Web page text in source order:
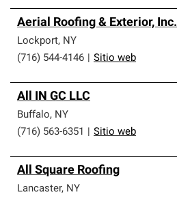
Aerial Roofing & Exterior, Inc.
Lockport, NY
(716) 544-4146
Sitio web
All IN GC LLC
Buffalo, NY
(716) 563-6351
Sitio web
All Square Roofing
Lancaster, NY